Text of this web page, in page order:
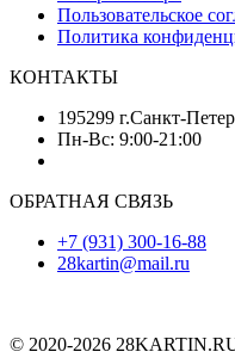
Пользовательское
Политика
КОНТАКТЫ
Пн-Вс: 9:00-21:00
ОБРАТНАЯ СВЯЗЬ
+7 (931) 300-16-88
28kartin@mail.ru
© 2020-2026